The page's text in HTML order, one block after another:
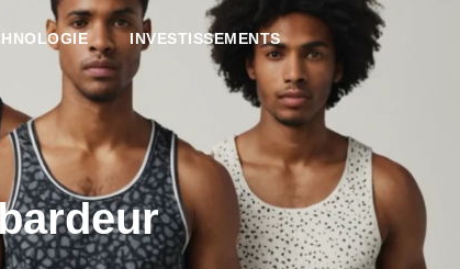
INVESTISSEMENTS